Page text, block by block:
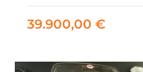
39.900,00€
39.900,00 €